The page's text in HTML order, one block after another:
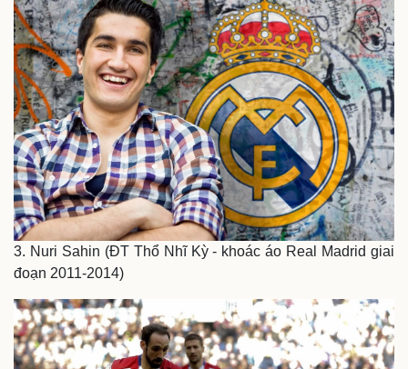
Kinh tế
Bất động sản
Khởi nghiệp
Thị trường
Giá vàng
Tiêu dùng
3. Nuri Sahin (ĐT Thổ Nhĩ Kỳ - khoác áo Real Madrid giai
đoạn 2011-2014)